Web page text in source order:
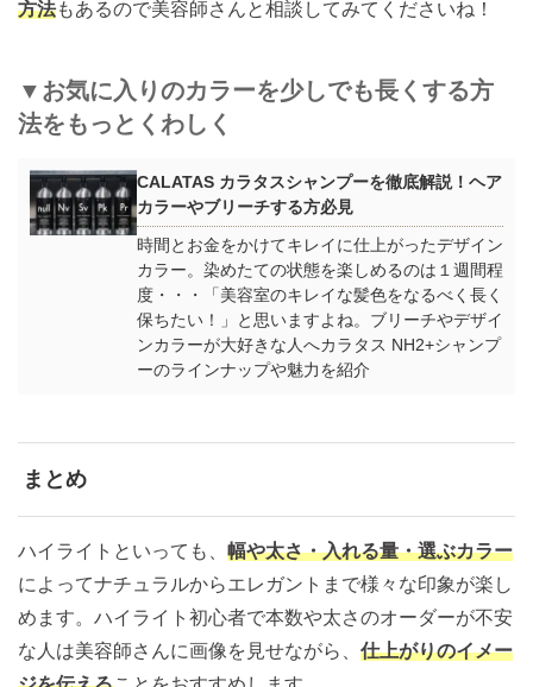
方法もあるので美容師さんと相談してみてくださいね！
▼お気に入りのカラーを少しでも長くする方
法をもっとくわしく
CALATAS カラタスシャンプーを徹底解説！ヘア
カラーやブリーチする方必見
時間とお金をかけてキレイに仕上がったデザイン
カラー。染めたての状態を楽しめるのは１週間程
度・・・「美容室のキレイな髪色をなるべく長く
保ちたい！」と思いますよね。ブリーチやデザイ
ンカラーが大好きな人へカラタス NH2+シャンプ
ーのラインナップや魅力を紹介
まとめ
ハイライトといっても、 幅や太さ・入れる量・選ぶカラー
によってナチュラルからエレガントまで様々な印象が楽し
めます。ハイライト初心者で本数や太さのオーダーが不安
な人は美容師さんに画像を見せながら、 仕上がりのイメー